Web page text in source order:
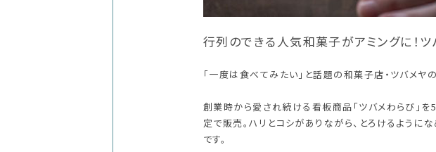
行列のできる人気和菓子がアミングに！
「一度は食べてみたい」と話題の和菓子店・ツバメヤ
創業時から愛され続ける看板商品「ツバメわらび」を
定で販売。ハリとコシがありながら、とろけるよう
です。